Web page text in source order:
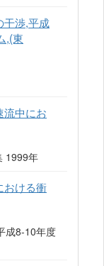
干渉,平成
,(東
流中にお
1999年
おける衝
成8-10年度